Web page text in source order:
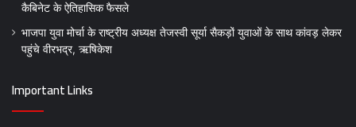
कैबिनेट के ऐतिहासिक फैसले
भाजपा युवा मोर्चा के राष्ट्रीय अध्यक्ष तेजस्वी सूर्या सैकड़ों युवाओं के साथ कांवड़ लेकर
पहुंचे वीरभद्र, ऋषिकेश
Important Links